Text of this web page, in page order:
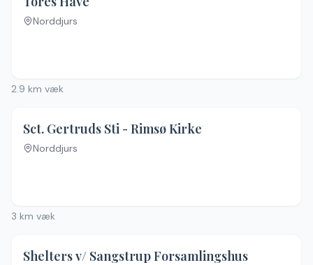
Norddjurs
2.9 km væk
Sct. Gertruds Sti - Rimsø Kirke
Norddjurs
3 km væk
Shelters v/ Sangstrup Forsamlingshus